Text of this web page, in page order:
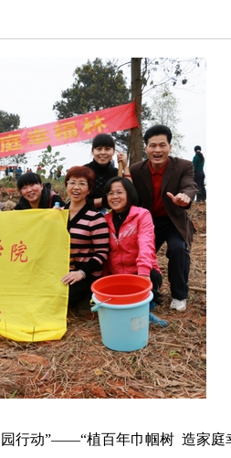
行动”——“植百年巾帼树 造家庭